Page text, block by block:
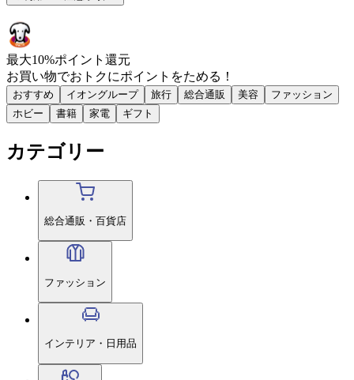
最大10%ポイント還元
お買い物でおトクにポイント をためる！
おすすめ イオングループ 旅行 総合通販 美容
ファッション
ホビー
書籍 家電 ギフト
カテゴリー
総合通販・百貨店
ファッション
インテリア・日用品